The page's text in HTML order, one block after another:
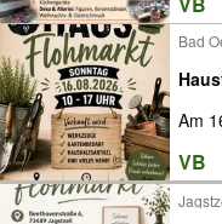
Bad
Am
VB